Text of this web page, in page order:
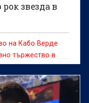
звезда в
на Кабо Верде
тържество в
към чилийския